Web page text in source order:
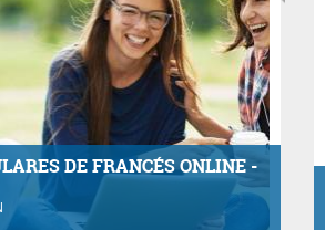
DE FRANCÉS ONLINE -